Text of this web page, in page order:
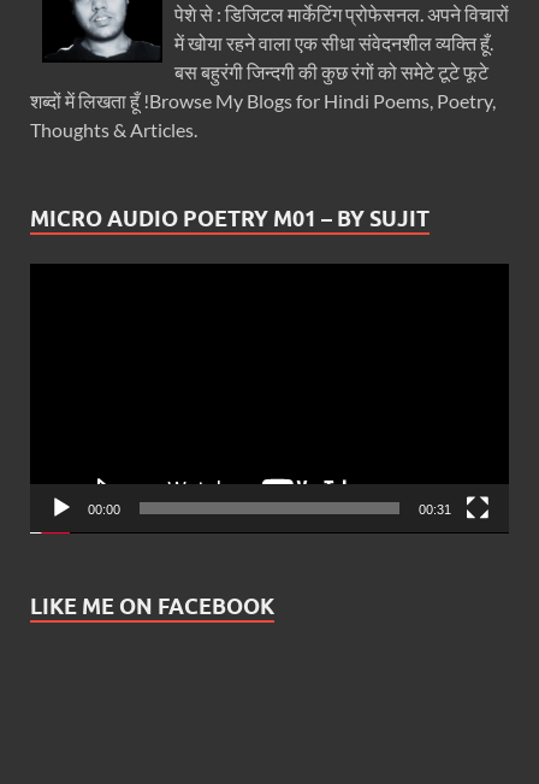
पेशे से : डिजिटल मार्केटिंग प्रोफेसनल. अपने विचारों
में खोया रहने वाला एक सीधा संवेदनशील व्यक्ति हूँ.
बस बहुरंगी जिन्दगी की कुछ रंगों को समेटे टूटे फूटे
शब्दों में लिखता हूँ !Browse My Blogs for Hindi Poems, Poetry,
Thoughts & Articles.
MICRO AUDIO POETRY M01 – BY SUJIT
00:00 00:31
LIKE ME ON FACEBOOK